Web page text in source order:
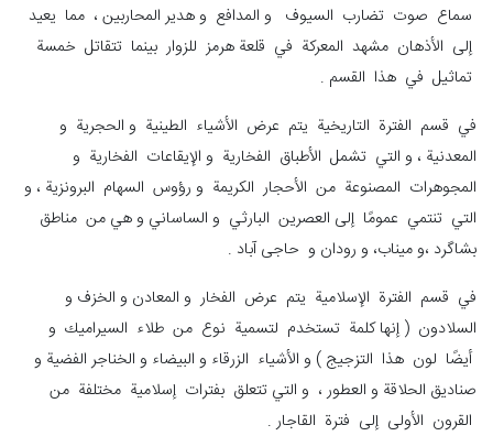
سماع صوت تضارب السيوف و المدافع و هدير المحاربين ، مما يعيد
إلى الأذهان مشهد المعركة في قلعة هرمز للزوار بينما تتقاتل خمسة
تماثيل في هذا القسم .
في قسم الفترة التاريخية يتم عرض الأشياء الطينية و الحجرية و
المعدنية ، و التي تشمل الأطباق الفخارية و الإيقاعات الفخارية و
المجوهرات المصنوعة من الأحجار الكريمة و رؤوس السهام البرونزية ، و
التي تنتمي عمومًا إلى العصرين البارثي و الساساني و هي من مناطق
بشاگرد ،و میناب، و رودان و حاجی آباد .
في قسم الفترة الإسلامية يتم عرض الفخار و المعادن و الخزف و
السلادون ( إنها كلمة تستخدم لتسمية نوع من طلاء السيراميك و
أيضًا لون هذا التزجيج ) و الأشياء الزرقاء و البيضاء و الخناجر الفضية و
صناديق الحلاقة و العطور ، و التي تتعلق بفترات إسلامية مختلفة من
القرون الأولى إلى فترة القاجار .